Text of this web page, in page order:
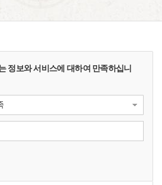
정보와 서비스에 대하여 만족하십니